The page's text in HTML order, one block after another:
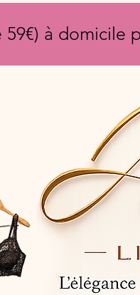
59€) à domicile